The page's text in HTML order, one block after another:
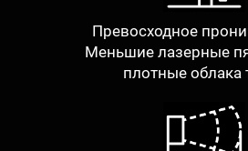
Превосходное
Меньшие лазерные
плотные облака